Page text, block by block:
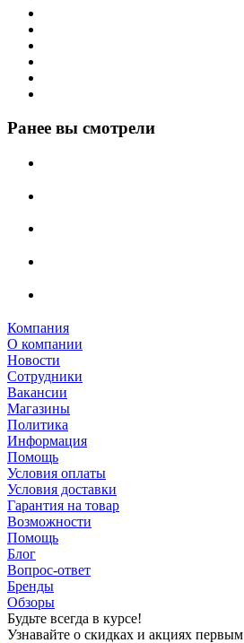
Ранее вы смотрели
Компания
О компании
Новости
Сотрудники
Вакансии
Магазины
Политика
Информация
Помощь
Условия оплаты
Условия доставки
Гарантия на товар
Возможности
Помощь
Блог
Вопрос-ответ
Бренды
Обзоры
Будьте всегда в курсе!
Узнавайте о скидках и акциях первым